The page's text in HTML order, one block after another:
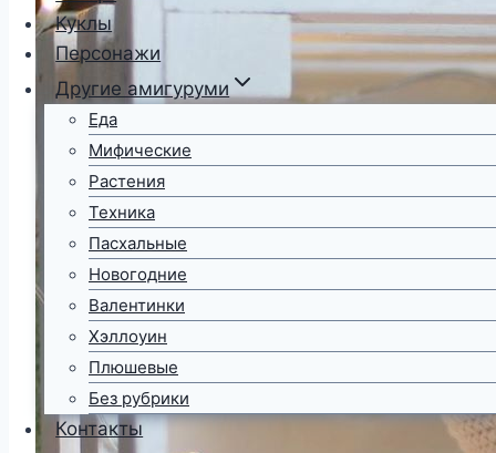
Куклы
Персонажи
Другие амигуруми
Еда
Мифические
Растения
Техника
Пасхальные
Новогодние
Валентинки
Хэллоуин
Плюшевые
Без рубрики
Контакты